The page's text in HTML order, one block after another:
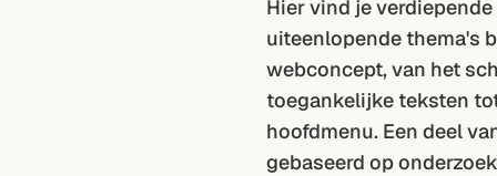
Hier vind je
uiteenlopende thema's
webconcept, van het
toegankelijke teksten
hoofdmenu. Een deel
gebaseerd op